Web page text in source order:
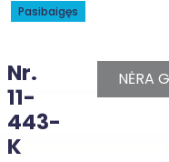
Pasibaigęs
Nr.
11-
443-
K
NĖRA